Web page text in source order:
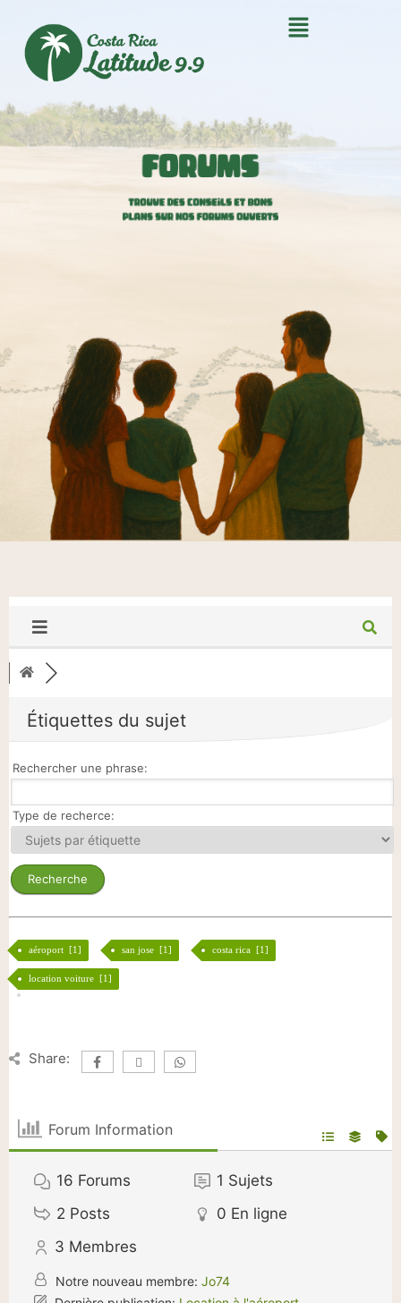
Étiquettes du sujet
Rechercher une phrase:
Type de recherce:
aéroport [1] san jose [1] costa rica [1]
location voiture [1]
Share:
Forum Information
16 Forums 1 Sujets
2 Posts 0 En ligne
3 Membres
Notre nouveau membre: Jo74